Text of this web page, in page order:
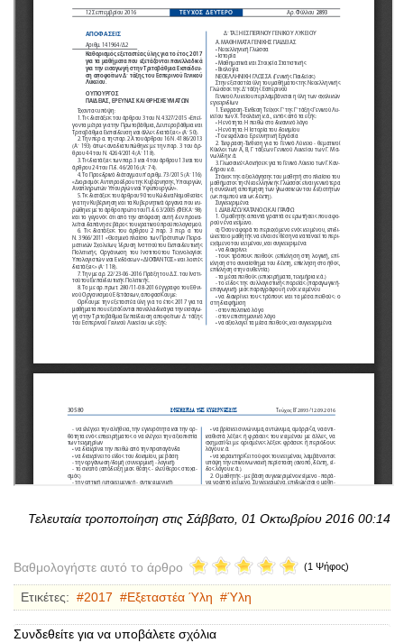
Τελευταία τροποποίηση στις Σάββατο, 01 Οκτωβρίου 2016 00:14
Βαθμολογήστε αυτό το άρθρο (1 Ψήφος)
Ετικέτες: 2017 Εξεταστέα Ύλη Ύλη
Συνδεθείτε για να υποβάλετε σχόλια